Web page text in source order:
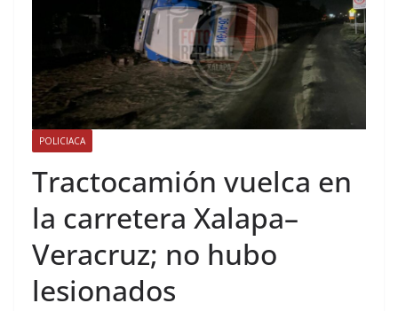
POLICIACA
Tractocamión vuelca en
la carretera Xalapa–
Veracruz; no hubo
lesionados